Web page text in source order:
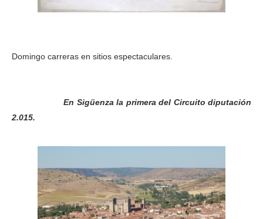
Domingo carreras en sitios espectaculares.
En Sigüenza la primera del Circuito diputación
2.015.